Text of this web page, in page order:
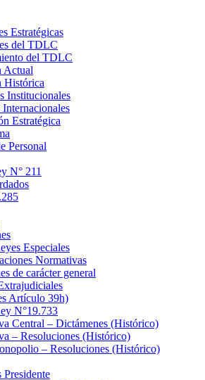
Estratégicas
del TDLC
del TDLC
Actual
Histórica
Institucionales
Estratégica
Personal
N° 211
Especiales
Normativas
de carácter general
Artículo 39h)
N°19.733
Central – Dictámenes (Histórico)
– Resoluciones (Histórico)
– Resoluciones (Histórico)
Presidente